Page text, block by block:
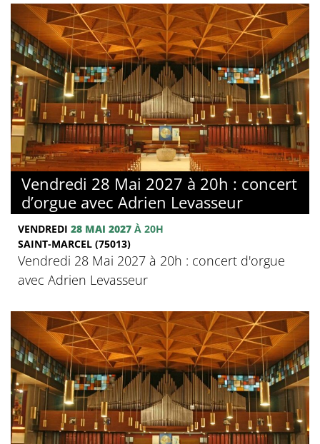
Vendredi 28 Mai 2027 à 20h : concert
d’orgue avec Adrien Levasseur
VENDREDI 28 MAI 2027 À 20H
SAINT-MARCEL (75013)
Vendredi 28 Mai 2027 à 20h : concert d'orgue
avec Adrien Levasseur